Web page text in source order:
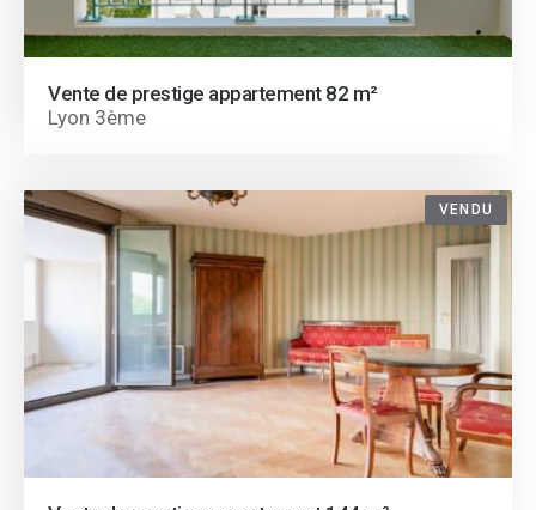
Vente de prestige appartement 82 m²
Lyon 3ème
VENDU